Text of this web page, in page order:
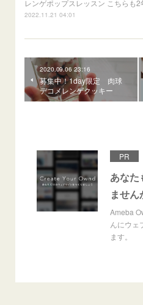
レンゲポップスレッスン こちらも2
2022.11.21 04:01
2020.09.06 23:16
募集中！1day限定 肉球
デコメレンゲクッキー
PR
あなた
ません
Ameba
んにウェ
ます。